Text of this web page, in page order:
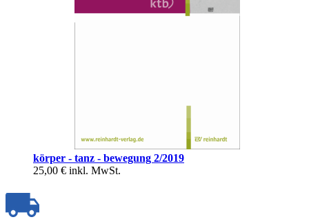
körper - tanz - bewegung 2/2019
25,00 € inkl. MwSt.